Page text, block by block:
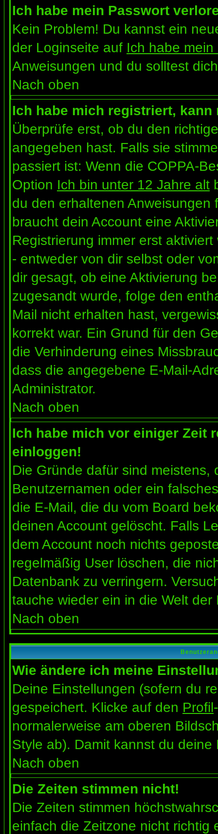
Ich habe mein Passwort
Kein Problem! Du kannst ein
der Loginseite auf Ich habe
Anweisungen und du solltest
Nach oben
Ich habe mich registriert,
Überprüfe erst, ob du den
angegeben hast. Falls sie
passiert ist: Wenn die COPPA-
Option Ich bin unter 12 Jahre alt
du den erhaltenen
braucht dein Account eine
Registrierung immer erst
- entweder von dir selbst oder
dir gesagt, ob eine Aktivierung
zugesandt wurde, folge den
Mail nicht erhalten hast,
korrekt war. Ein Grund für den
die Verhinderung eines
dass die angegebene E-Mail-
Administrator.
Nach oben
Ich habe mich vor einiger Zeit
einloggen!
Die Gründe dafür sind
Benutzernamen oder ein
die E-Mail, die du vom Board
deinen Account gelöscht. Falls
dem Account noch nichts
regelmäßig User löschen, die
Datenbank zu verringern.
tauche wieder ein in die Welt der
Nach oben
Wie ändere ich meine
Deine Einstellungen (sofern du
gespeichert. Klicke auf den Profil
normalerweise am oberen
Style ab). Damit kannst du
Nach oben
Die Zeiten stimmen nicht!
Die Zeiten stimmen
einfach die Zeitzone nicht richtig